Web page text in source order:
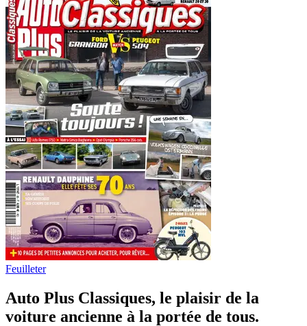
Feuilleter
Auto Plus Classiques, le plaisir de la
voiture ancienne à la portée de tous.